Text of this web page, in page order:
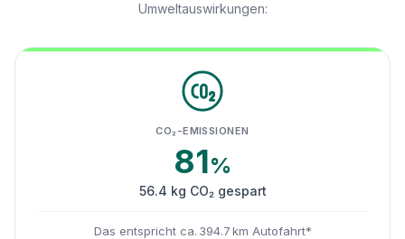
Umweltauswirkungen:
CO₂-EMISSIONEN
81%
56.4 kg CO₂ gespart
Das entspricht ca. 394.7 km Autofahrt*